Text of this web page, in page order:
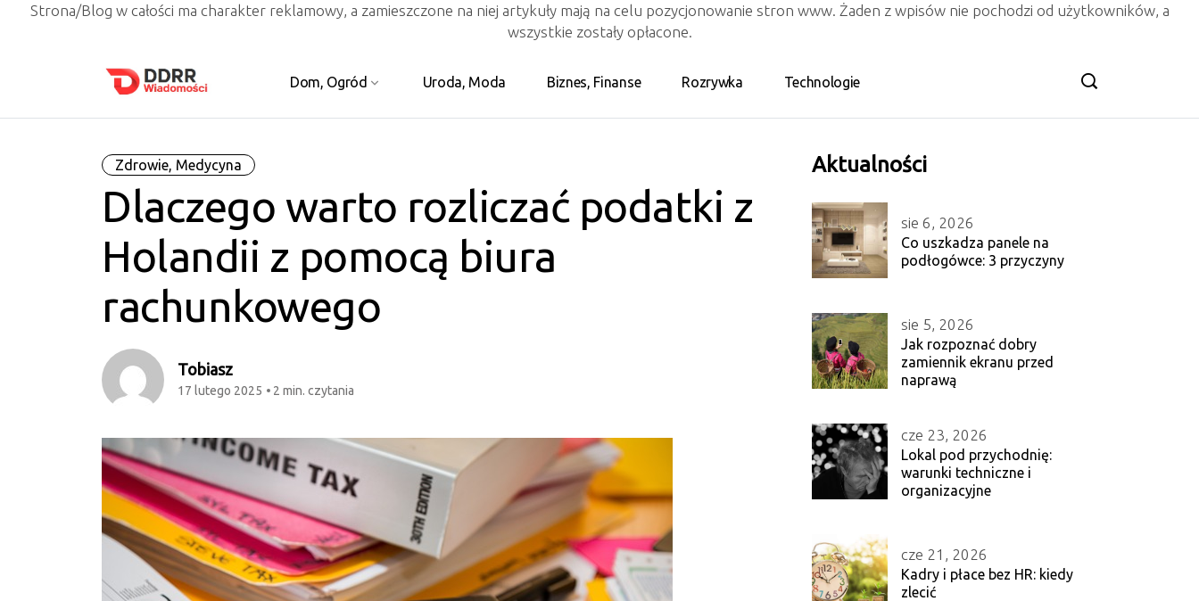
Strona/Blog w całości ma charakter reklamowy, a zamieszczone na niej artykuły mają na celu pozycjonowanie stron www. Żaden z wpisów nie pochodzi od użytkowników, a
wszystkie zostały opłacone.
Dom, Ogród Uroda, Moda Biznes, Finanse Rozrywka Technologie
Zdrowie, Medycyna
Dlaczego warto rozliczać podatki z
Holandii z pomocą biura
rachunkowego
Tobiasz
17 lutego 2025 2 min. czytania
Aktualności
sie 6, 2026
Co uszkadza panele na
podłogówce: 3 przyczyny
sie 5, 2026
Jak rozpoznać dobry
zamiennik ekranu przed
naprawą
cze 23, 2026
Lokal pod przychodnię:
warunki techniczne i
organizacyjne
cze 21, 2026
Kadry i płace bez HR: kiedy
zlecić